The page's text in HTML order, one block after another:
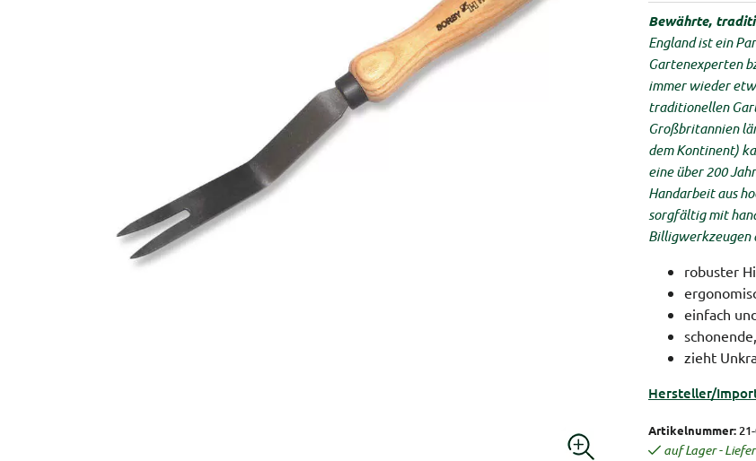
Bewährte,
England ist ein
Gartenexperten
immer wieder
traditionellen
Großbritannien
dem Kontinent)
eine über 200
Handarbeit aus
sorgfältig mit
Billigwerkzeugen
robuster
einfach
zieht
Hersteller/
Artikelnummer:
auf Lager -